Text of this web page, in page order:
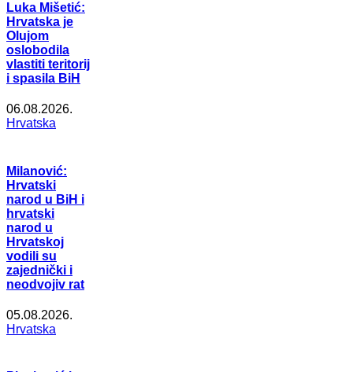
Luka Mišetić:
Hrvatska je
Olujom
oslobodila
vlastiti teritorij
i spasila BiH
06.08.2026.
Hrvatska
Milanović:
Hrvatski
narod u BiH i
hrvatski
narod u
Hrvatskoj
vodili su
zajednički i
neodvojiv rat
05.08.2026.
Hrvatska